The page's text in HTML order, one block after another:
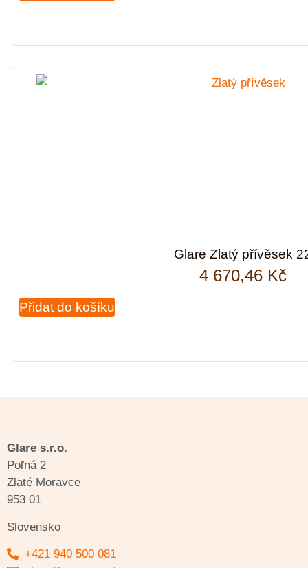
Glare Zlatý přívěsek
4 670,46 Kč
Přidat do košíku
Glare s.r.o.
Poľná 2
Zlaté Moravce
953 01
Slovensko
+421 940 500 081